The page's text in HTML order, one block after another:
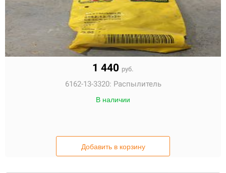
1 440 руб.
6162-13-3320: Распылитель
В наличии
Добавить в корзину